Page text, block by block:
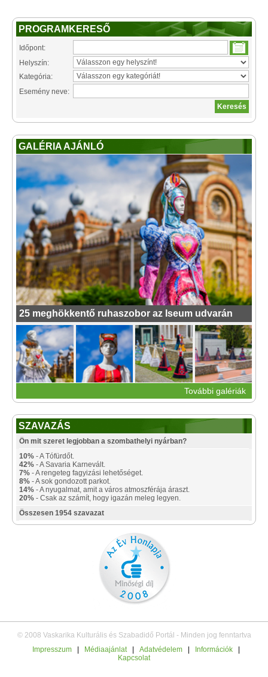
PROGRAMKERESŐ
Időpont:
Helyszín:
Kategória:
Esemény neve:
GALÉRIA AJÁNLÓ
25 meghökkentő ruhaszobor az Iseum udvarán
További galériák
SZAVAZÁS
Ön mit szeret legjobban a szombathelyi nyárban?
10% - A Tófürdőt.
42% - A Savaria Karnevált.
7% - A rengeteg fagyizási lehetőséget.
8% - A sok gondozott parkot.
14% - A nyugalmat, amit a város atmoszférája áraszt.
20% - Csak az számít, hogy igazán meleg legyen.
Összesen 1954 szavazat
© 2008 Vaskarika Kulturális és Szabadidő Portál - Minden jog fenntartva
Impresszum
Médiaajánlat Adatvédelem Információk
Kapcsolat